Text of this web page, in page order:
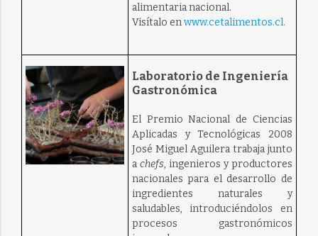
alimentaria nacional.
Visítalo enwww.cetalimentos.cl.
Laboratorio de Ingeniería
Gastronómica
El Premio Nacional de Ciencias
Aplicadas y Tecnológicas 2008
José Miguel Aguilera trabaja junto
a chefs, ingenieros y productores
nacionales para el desarrollo de
ingredientes naturales y
saludables, introduciéndolos en
procesos gastronómicos